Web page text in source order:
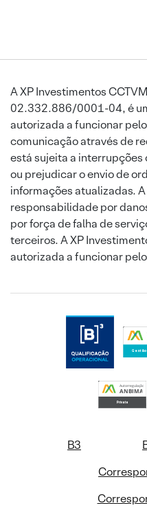
A XP Investimentos
02.332.886/0001-04, é
autorizada a funcionar
comunicação através de
está sujeita a
ou prejudicar o envio de
informações atualizadas.
responsabilidade por
por força de falha de
terceiros. A XP
autorizada a funcionar
B3